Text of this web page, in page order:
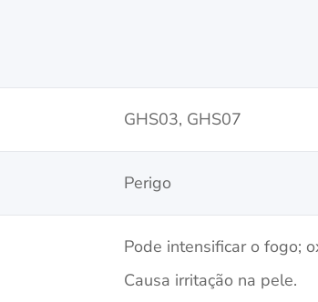
GHS03, GHS07
Perigo
Pode intensificar o fogo;
Causa irritação na pele.